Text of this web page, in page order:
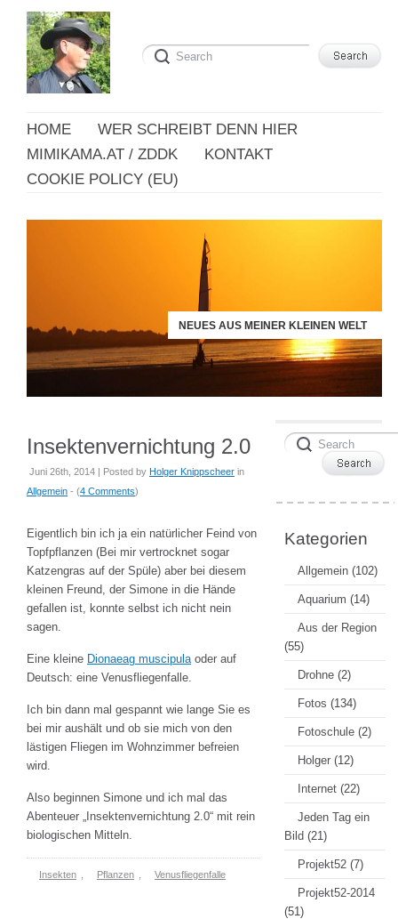
HOME
WER SCHREIBT DENN HIER
MIMIKAMA.AT / ZDDK
KONTAKT
COOKIE POLICY (EU)
NEUES AUS MEINER KLEINEN WELT
Insektenvernichtung 2.0
Juni 26th, 2014 | Posted by Holger Knippscheer in
Allgemein - (4 Comments)
Eigentlich bin ich ja ein natürlicher Feind von
Topfpflanzen (Bei mir vertrocknet sogar
Katzengras auf der Spüle) aber bei diesem
kleinen Freund, der Simone in die Hände
gefallen ist, konnte selbst ich nicht nein
sagen.
Eine kleine Dionaeag muscipulaoder auf
Deutsch: eine Venusfliegenfalle.
Ich bin dann mal gespannt wie lange Sie es
bei mir aushält und ob sie mich von den
lästigen Fliegen im Wohnzimmer befreien
wird.
Also beginnen Simone und ich mal das
Abenteuer „Insektenvernichtung 2.0“ mit rein
biologischen Mitteln.
Insekten Pflanzen Venusfliegenfalle
Kategorien
Allgemein (102)
Aquarium (14)
Aus der Region
(55)
Drohne (2)
Fotos (134)
Fotoschule (2)
Holger (12)
Internet (22)
Jeden Tag ein
Bild (21)
Projekt52 (7)
Projekt52-2014
(51)